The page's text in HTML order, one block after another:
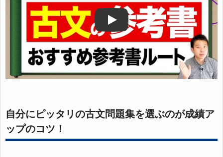
Play
自分にピッタリの古文問題集を選ぶのが成績ア
ップのコツ！